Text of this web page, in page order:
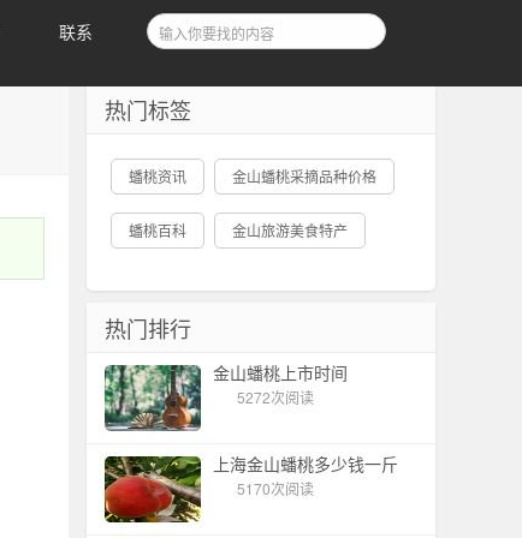
联系
热门标签
蟠桃资讯 金山蟠桃采摘品种价格
蟠桃百科 金山旅游美食特产
热门排行
金山蟠桃上市时间
5272次阅读
上海金山蟠桃多少钱一斤
5170次阅读